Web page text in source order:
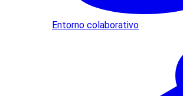
Entorno colaborativo